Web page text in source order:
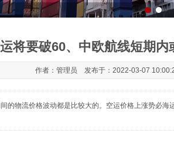
将要破60、中欧航线短期
作者：管理员 发布于：2022-03-07
的物流价格波动都是比较大的。空运价格上涨势必